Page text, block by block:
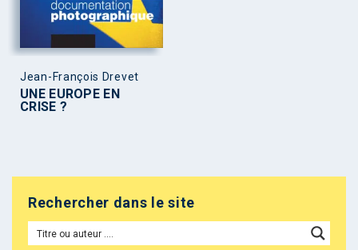
Jean-François Drevet
UNE EUROPE EN
CRISE ?
Rechercher dans le site